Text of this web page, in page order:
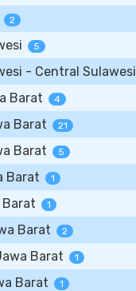
2
5
- Central Sulawesi
Barat 4
Barat 21
Barat 5
Barat 1
1
Barat 2
Barat 1
Barat 1